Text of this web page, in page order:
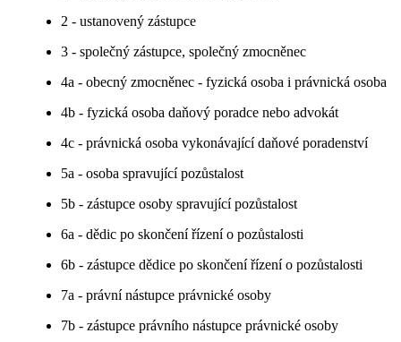
2 - ustanovený zástupce
3 - společný zástupce, společný zmocněnec
4a - obecný zmocněnec - fyzická osoba i právnická osoba
4b - fyzická osoba daňový poradce nebo advokát
4c - právnická osoba vykonávající daňové poradenství
5a - osoba spravující pozůstalost
5b - zástupce osoby spravující pozůstalost
6a - dědic po skončení řízení o pozůstalosti
6b - zástupce dědice po skončení řízení o pozůstalosti
7a - právní nástupce právnické osoby
7b - zástupce právního nástupce právnické osoby